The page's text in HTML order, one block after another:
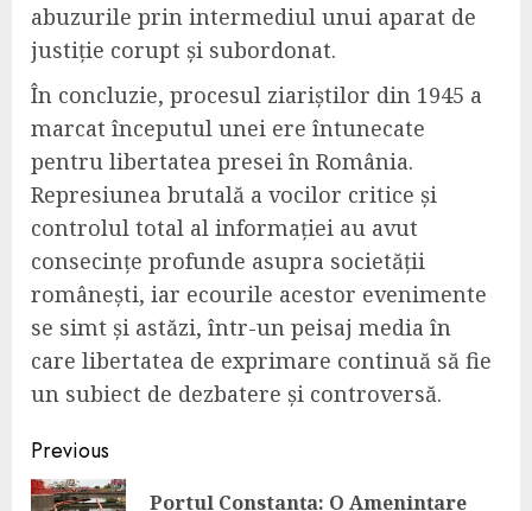
abuzurile prin intermediul unui aparat de
justiție corupt și subordonat.
În concluzie, procesul ziariștilor din 1945 a
marcat începutul unei ere întunecate
pentru libertatea presei în România.
Represiunea brutală a vocilor critice și
controlul total al informației au avut
consecințe profunde asupra societății
românești, iar ecourile acestor evenimente
se simt și astăzi, într-un peisaj media în
care libertatea de exprimare continuă să fie
un subiect de dezbatere și controversă.
Continue
Reading
Previous
Portul Constanța: O Amenințare